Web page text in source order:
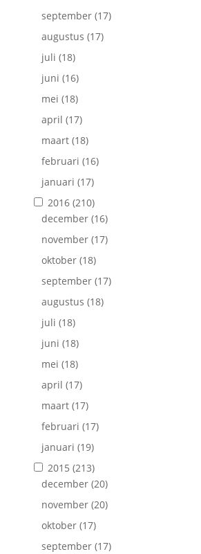
september(17)
augustus (17)
juli (18)
juni (16)
mei (18)
april (17)
maart(18)
februari (16)
januari (17)
2016(210)
december(16)
november(17)
oktober(18)
september(17)
augustus (18)
juli (18)
juni (18)
mei (18)
april (17)
maart(17)
februari (17)
januari (19)
2015 (213)
december(20)
november(20)
oktober(17)
september(17)